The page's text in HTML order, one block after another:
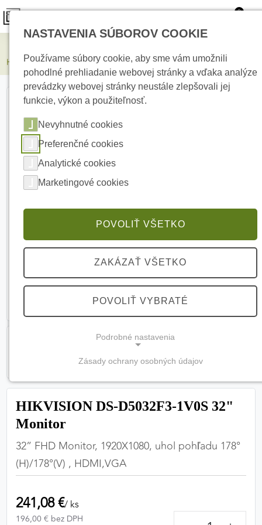
0
HIKVISION DS-D5032F3-1V0S 32&quot; Monitor
HIKVISION DS-D5032F3-1V0S 32"
Monitor
32” FHD Monitor, 1920X1080, uhol pohľadu 178°
(H)/178°(V) , HDMI,VGA
241,08 €/ ks
196,00 € bez DPH
NASTAVENIA SÚBOROV COOKIE
Používame súbory cookie, aby sme vám umožnili
pohodlné prehliadanie webovej stránky a vďaka analýze
prevádzky webovej stránky neustále zlepšovali jej
funkcie, výkon a použiteľnosť.
Nevyhnutné cookies
Preferenčné cookies
Analytické cookies
Marketingové cookies
POVOLIŤ VŠETKO
ZAKÁZAŤ VŠETKO
POVOLIŤ VYBRATÉ
Podrobné nastavenia
(vždy aktívne, nemožno vypnúť)
Tieto cookies sú potrebné na správne fungovanie
webovej stránky a bez nich by nebolo možné
zabezpečiť jej plnú funkčnosť.
Nevyhnutné cookies
PREFERENČNÉ COOKIES
Zásady ochrany osobných údajov